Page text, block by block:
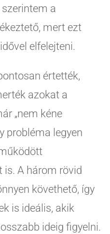
szerintem a
mert ezt
elfelejteni.
értették,
azokat a
„nem kéne
probléma legyen
is. A három rövid
követhető, így
is ideális, akik
ideig figyelni.